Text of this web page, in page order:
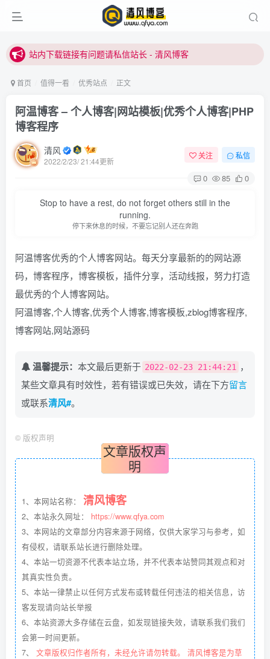
站内下载链接有问题请私信站长 - 清风博客
站内下载链接有问题请私信站长 - 清风博客
首页 值得一看 优秀站点 正文
阿温博客 – 个人博客|网站模板|优秀个人博客|PHP
博客程序
清风
2022/2/23/ 21:44更新
关注 私信
0 85 0
Stop to have a rest, do not forget others still in the
running.
停下来休息的时候，不要忘记别人还在奔跑
阿温博客优秀的个人博客网站。每天分享最新的的网站源
码，博客程序，博客模板，插件分享，活动线报，努力打造
最优秀的个人博客网站。
阿温博客,个人博客,优秀个人博客,博客模板,zblog博客程序,
博客网站,网站源码
温馨提示： 本文最后更新于 2022-02-23 21:44:21 ，
某些文章具有时效性，若有错误或已失效，请在下方留言
或联系清风#。
© 版权声明
文章版权声
明
1、本网站名称： 清风博客
2、本站永久网址： https://www.qfya.com
3、本网站的文章部分内容来源于网络，仅供大家学习与参考，如
有侵权，请联系站长进行删除处理。
4、本站一切资源不代表本站立场，并不代表本站赞同其观点和对
其真实性负责。
5、本站一律禁止以任何方式发布或转载任何违法的相关信息，访
客发现请向站长举报
6、本站资源大多存储在云盘，如发现链接失效，请联系我们我们
会第一时间更新。
7、 文章版权归作者所有，未经允许请勿转载。 清风博客是为草